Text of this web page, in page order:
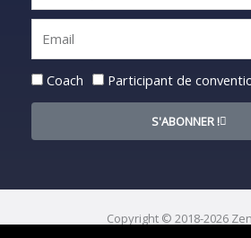
Statut
Coach Participant de
S'ABONNER !
Copyright © 2018-2026